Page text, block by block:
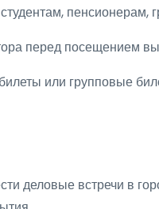
пенсионерам,
перед посещением
или групповые
деловые встречи в